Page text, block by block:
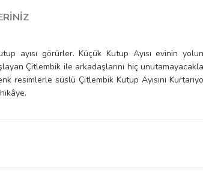
ayısı görürler. Küçük Kutup Ayısı evinin
Çitlembik ile arkadaşlarını hiç
resimlerle süslü Çitlembik Kutup Ayısını